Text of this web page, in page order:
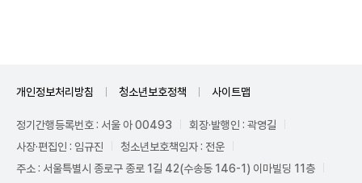
개인정보처리방침 청소년보호정책 사이트맵
정기간행등록번호 : 서울 아 00493
회장·발행인 : 곽영길
사장·편집인 : 임규진
청소년보호책임자 : 전운
주소 : 서울특별시 종로구 종로 1길 42(수송동 146-1) 이마빌딩 11층